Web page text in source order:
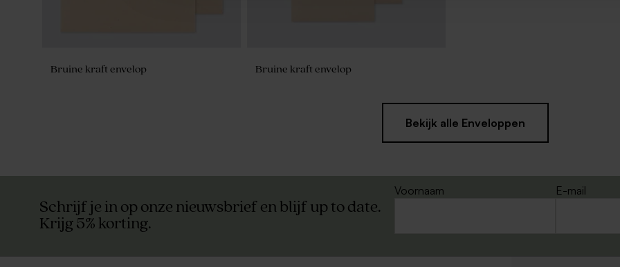
Bruine kraft envelop Bruine kraft envelop
Bekijk alle Enveloppen
Schrijf je in op onze nieuwsbrief en blijf up to date.
Krijg 5% korting.
Voornaam
E-mail